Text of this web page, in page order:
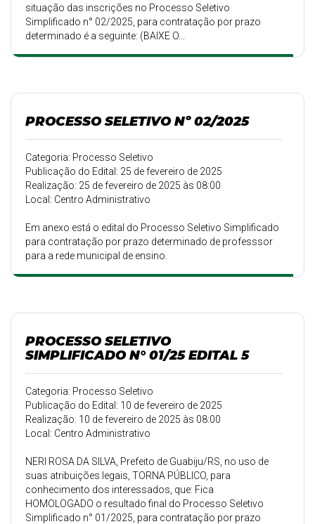
situação das inscrições no Processo Seletivo
Simplificado n° 02/2025, para contratação por prazo
determinado é a seguinte: (BAIXE O...
PROCESSO SELETIVO Nº 02/2025
Categoria: Processo Seletivo
Publicação do Edital: 25 de fevereiro de 2025
Realização: 25 de fevereiro de 2025 às 08:00
Local: Centro Administrativo
Em anexo está o edital do Processo Seletivo Simplificado
para contratação por prazo determinado de professsor
para a rede municipal de ensino.
PROCESSO SELETIVO
SIMPLIFICADO N° 01/25 EDITAL 5
Categoria: Processo Seletivo
Publicação do Edital: 10 de fevereiro de 2025
Realização: 10 de fevereiro de 2025 às 08:00
Local: Centro Administrativo
NERI ROSA DA SILVA, Prefeito de Guabiju/RS, no uso de
suas atribuições legais, TORNA PÚBLICO, para
conhecimento dos interessados, que: Fica
HOMOLOGADO o resultado final do Processo Seletivo
Simplificado n° 01/2025, para contratação por prazo